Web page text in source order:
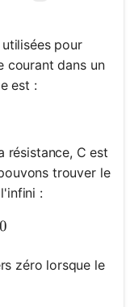
pour
courant dans un
est :
e^{-t/RC}
résistance, C est
trouver le
:
\infty} I_0
0
zéro lorsque le